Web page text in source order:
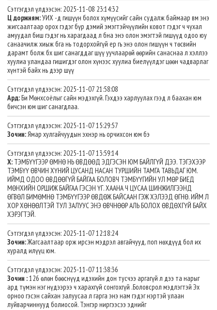
Сэтгэгдэл үлдээсэн: 2025-11-08 23:14:32
Ц доржням:УИХ -д гишүүн болох хүмүүсийг сайн судалж баймаар вм энэ
жигсаалтаар орох гэдэг бүр дэмий эмэгтэйчүүлийн ковот гэдэг ч чухал
амуудал биш гэдэг нь харагдаад л бна энэ олон эмэгтэй гишүүд одоо юу
санаачилж хиыж бга нь тодорхойгүй eр гь энэ олон гишүүн ч төсвийн
дарамт болж бх шиг санагддаг шүү уучлаарөй өөрийн санаснаа л хэллээ
хуулиа уландаа гишигдэг олон хүнээс хуулиа биeлүүлдэг цөөн чадварлаг
хүнтэй байх нь дээр шүү
Сэтгэгдэл үлдээсэн: 2025-11-07 21:58:08
Ард:Би Мөнхсоёлыг сайн мэдэхгүй. Гэхдээ харлуулах гээд л баахан юм
бичсэн юм шиг санагдлаа.
Сэтгэгдэл үлдээсэн: 2025-11-07 15:29:57
Зочин:Ямар хулгайчуудын эхнэр нь орчихсон юм бэ
Сэтгэгдэл үлдээсэн: 2025-11-07 13:59:14
Х: ТЭМБҮҮГЭЭР ӨМНӨ НЬ ӨВДӨӨД ЭДГЭСЭН ЮМ БАЙЛГҮЙ ДЭЭ. ТЭГЭХЭЭР
ТЭМБҮҮ ӨВЧИН ХҮНИЙ ЦУСАНД НАСАН ТУРШИЙН ТАМГА ТАВЬДАГ ЮМ.
ИЙМД ОДОО ӨВДӨӨГҮЙ БАЙГАА БОЛОВЧ ТЭМБҮҮГИЙН УЛ МӨР БИЕД
МӨНХИЙН ОРШИЖ БАЙГАА ГЭСЭН ҮГ. ХААНА Ч ЦУСАА ШИНЖИЛГЭЭНД
ӨГВӨЛ БИМӨМНӨ ТЭМБҮҮГЭЭР ӨВДӨЖ БАЙСААН ГЭЖ ХЭЛЭЭД ӨГНӨ. ИЙМ Л
ХОР ХӨНӨӨЛТЭЙ ТУЛ ЗАЛУУС ЭНЭ ӨВЧНӨӨР АЛЬ БОЛОХ ӨВДӨХГҮЙ БАЙХ
ХЭРЭГТЭЙ.
Сэтгэгдэл үлдээсэн: 2025-11-07 12:18:24
Зочин:Жагсаалтаар орж ирсэн мэдрэл авгайчууд, поп нөхдүүд бол их
хуралд илүүц юм.
Сэтгэгдэл үлдээсэн: 2025-11-07 11:38:36
Зочин :126 өлөн бөөснүүд идэхийн дон тусчээ аргагүй л дээ та нарыг
ард түмэн нэг нүдээрээ ч харахгүй сонгохгүй .Боловсрол мэдлэгтэй Эх
орноо гэсэн сайхан залуусаа л гарга энэ нам гэдэг нэртэй улаан
луйварчиннууд болиосой. Тэнгэр ниргээсээ эднийг